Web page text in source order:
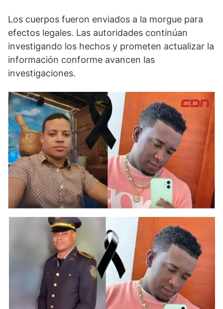
Los cuerpos fueron enviados a la morgue para
efectos legales. Las autoridades continúan
investigando los hechos y prometen actualizar la
información conforme avancen las
investigaciones.